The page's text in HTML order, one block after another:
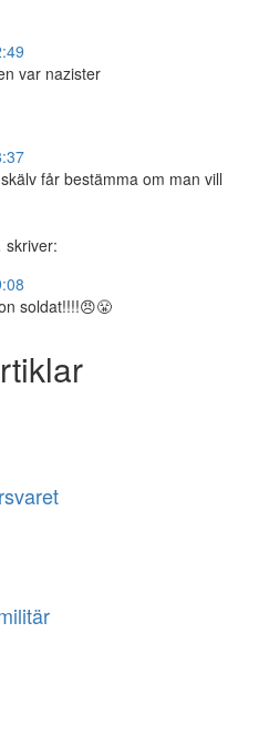
var nazister
får bestämma om man vill
skriver:
soldat!!!!😠😤